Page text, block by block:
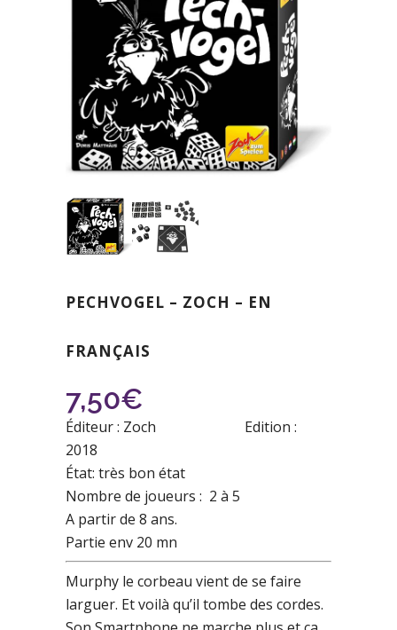
PECHVOGEL – ZOCH – EN
FRANÇAIS
7,50€
Éditeur : Zoch Edition :
2018
État: très bon état
Nombre de joueurs : 2 à 5
A partir de 8 ans.
Partie env 20 mn
Murphy le corbeau vient de se faire
larguer. Et voilà qu’il tombe des cordes.